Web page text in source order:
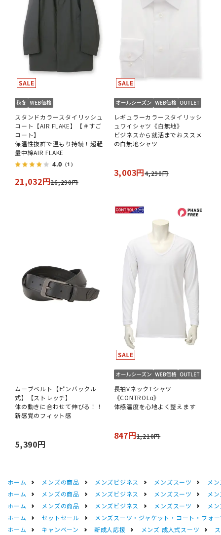
スタンドカラースタイリッシュ
コート【AIR FLAKE】【＃すご
コート】
保温性抜群で温もり持続！超軽
量中綿AIR FLAKE
4.0 （1）
21,032円26,290円
レギュラーカラースタイリッシ
ュワイシャツ《白無地》
ビジネスから就活までおススメ
の白無地シャツ
3,003円4,290円
ムーブベルト【ピンバックル
式】【ストレッチ】
体の動きに合わせて伸びる！！
新感覚のフィット感
5,390円
長袖VネックTシャツ
《CONTROLα》
体感温度を心地よく整えます
847円1,210円
ホーム メンズの商品 メンズビジネス メンズスーツ
メ
ホーム
メンズの商品 メンズビジネス メンズスーツ
メ
ホーム
メンズの商品 メンズビジネス メンズスーツ
メ
ホーム
セットセール
メンズスーツ・ジャケット・コート・フォ
ホーム
キャンペーン 新成人応援 メンズ 成人式スーツ